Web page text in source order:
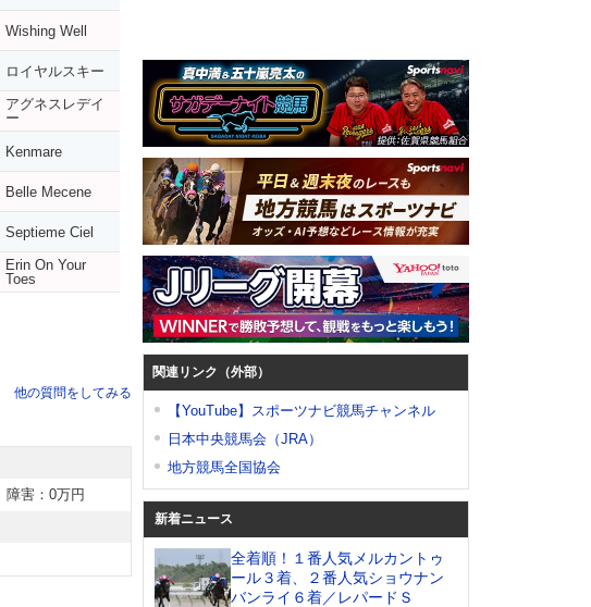
Wishing Well
ロイヤルスキー
アグネスレデイ
ー
Kenmare
Belle Mecene
Septieme Ciel
Erin On Your
Toes
他の質問をしてみる
障害：0万円
関連リンク（外部）
【YouTube】スポーツナビ競馬チャンネル
日本中央競馬会（JRA）
地方競馬全国協会
新着ニュース
全着順！１番人気メルカントゥ
ール３着、２番人気ショウナン
バンライ６着／レパードＳ